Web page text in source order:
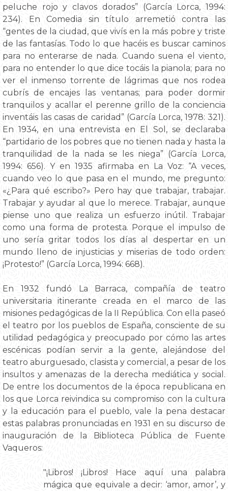
peluche rojo y clavos dorados” (García Lorca, 1994:
234). En Comedia sin título arremetió contra las
“gentes de la ciudad, que vivís en la más pobre y triste
de las fantasías. Todo lo que hacéis es buscar caminos
para no enterarse de nada. Cuando suena el viento,
para no entender lo que dice tocáis la pianola; para no
ver el inmenso torrente de lágrimas que nos rodea
cubrís de encajes las ventanas; para poder dormir
tranquilos y acallar el perenne grillo de la conciencia
inventáis las casas de caridad” (García Lorca, 1978: 321).
En 1934, en una entrevista en El Sol, se declaraba
“partidario de los pobres que no tienen nada y hasta la
tranquilidad de la nada se les niega” (García Lorca,
1994: 656). Y en 1935 afirmaba en La Voz: “A veces,
cuando veo lo que pasa en el mundo, me pregunto:
«¿Para qué escribo?» Pero hay que trabajar, trabajar.
Trabajar y ayudar al que lo merece. Trabajar, aunque
piense uno que realiza un esfuerzo inútil. Trabajar
como una forma de protesta. Porque el impulso de
uno sería gritar todos los días al despertar en un
mundo lleno de injusticias y miserias de todo orden:
¡Protesto!” (García Lorca, 1994: 668).
En 1932 fundó La Barraca, compañía de teatro
universitaria itinerante creada en el marco de las
misiones pedagógicas de la II República. Con ella paseó
el teatro por los pueblos de España, consciente de su
utilidad pedagógica y preocupado por cómo las artes
escénicas podían servir a la gente, alejándose del
teatro aburguesado, clasista y comercial, a pesar de los
insultos y amenazas de la derecha mediática y social.
De entre los documentos de la época republicana en
los que Lorca reivindica su compromiso con la cultura
y la educación para el pueblo, vale la pena destacar
estas palabras pronunciadas en 1931 en su discurso de
inauguración de la Biblioteca Pública de Fuente
Vaqueros:
"¡Libros! ¡Libros! Hace aquí una palabra
mágica que equivale a decir: ‘amor, amor’, y